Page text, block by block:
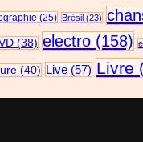
(25) Brésil (23)
(38) electro (158)
(40) Live (57) Livre